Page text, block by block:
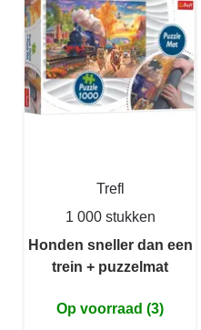
Trefl
1 000 stukken
Honden sneller dan een
trein + puzzelmat
Op voorraad (3)